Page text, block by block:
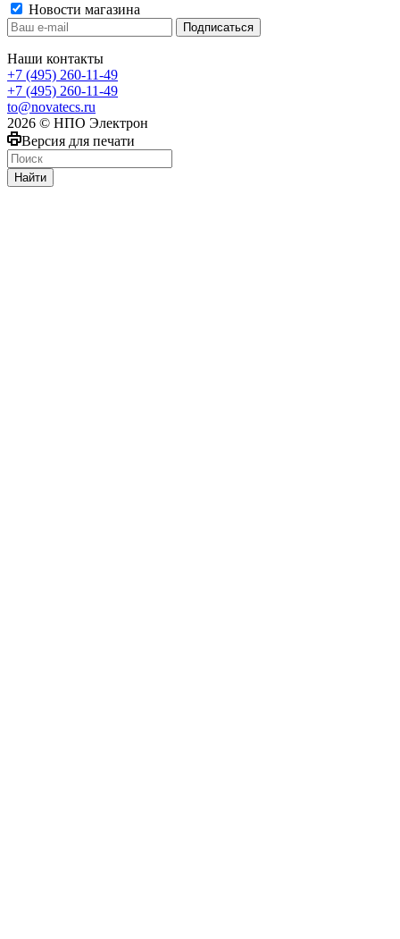
Новости магазина
Наши контакты
+7 (495) 260-11-49
+7 (495) 260-11-49
to@novatecs.ru
2026 © НПО Электрон
Версия для печати
Найти